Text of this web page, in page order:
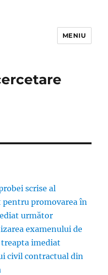
MENIU
scrise al
promovarea în
următor
examenului de
imediat
civil contractual din